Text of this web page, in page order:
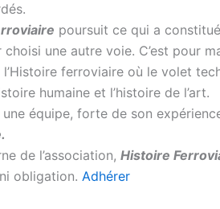
poursuit ce qui a
choisi une autre voie. C’est pour
ferroviaire où le volet
humaine et l’histoire de l’art.
une équipe, forte de son
de l’association, Histoire
obligation. Adhérer